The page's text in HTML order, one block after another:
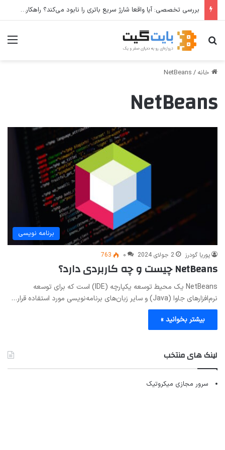
بررسی تخصصی: آیا واقعا شارژ سریع باتری را نابود می‌کند؟ راهکارهای عملی برای افزایش طول عمر باتری
جستجو برای
خانه /
NetBeans
NetBeans
برنامه نویسی
پوریا گودرز 2 جولای 2024 ۰ 763
NetBeans چیست و چه کاربردی دارد؟
NetBeans یک محیط توسعه یکپارچه (IDE) است که برای توسعه
نرم‌افزارهای جاوا (Java) و سایر زبان‌های برنامه‌نویسی مورد استفاده قرار…
بیشتر بخوانید »
لینک های منتخب
سرور مجازی میکروتیک